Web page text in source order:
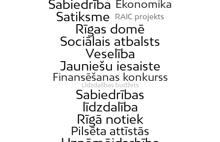
Sabiedrība Ekonomika
Satiksme RAIC projekts
Rīgas domē
Sociālais atbalsts
Veselība
Jauniešu iesaiste
Finansēšanas konkurss
Līdzdalības budžets
Sabiedrības
līdzdalība
Rīgā notiek
Pilsēta attīstās